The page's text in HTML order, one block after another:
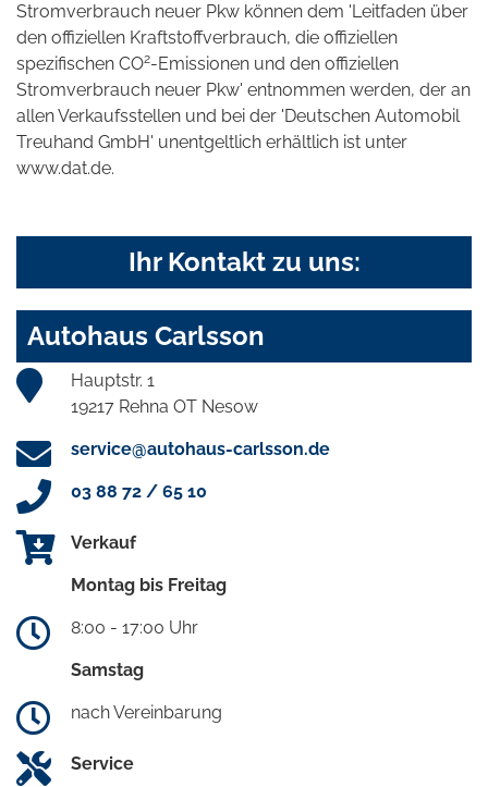
Stromverbrauch neuer Pkw können dem 'Leitfaden über
den offiziellen Kraftstoffverbrauch, die offiziellen
spezifischen CO2-Emissionen und den offiziellen
Stromverbrauch neuer Pkw' entnommen werden, der an
allen Verkaufsstellen und bei der 'Deutschen Automobil
Treuhand GmbH' unentgeltlich erhältlich ist unter
www.dat.de.
Ihr Kontakt zu uns:
Autohaus Carlsson
Hauptstr. 1
19217 Rehna OT Nesow
service@autohaus-carlsson.de
03 88 72 / 65 10
Verkauf
Montag bis Freitag
8:00 - 17:00 Uhr
Samstag
nach Vereinbarung
Service